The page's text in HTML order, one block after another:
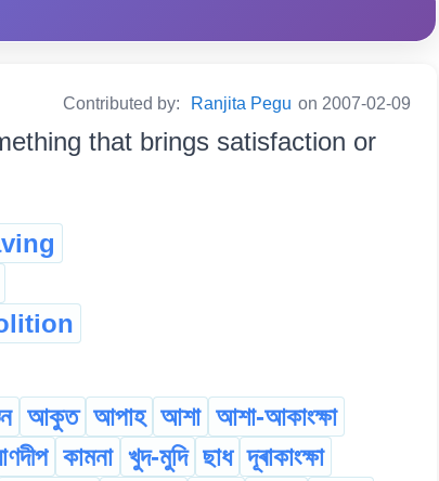
Contributed by: Ranjita Pegu on 2007-02-09
that brings satisfaction or
আকুত আপাহ আশা আশা-আকাংক্ষা
কামনা খুদ-মুদি ছাধ দূৰাকাংক্ষা